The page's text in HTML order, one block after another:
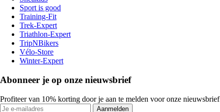
Sport is good
Training-Fit
Trek-Expert
Triathlon-Expert
TripNBikers
Vélo-Store
Winter-Expert
Abonneer je op onze nieuwsbrief
Profiteer van 10% korting door je aan te melden voor onze nieuwsbrief
Aanmelden